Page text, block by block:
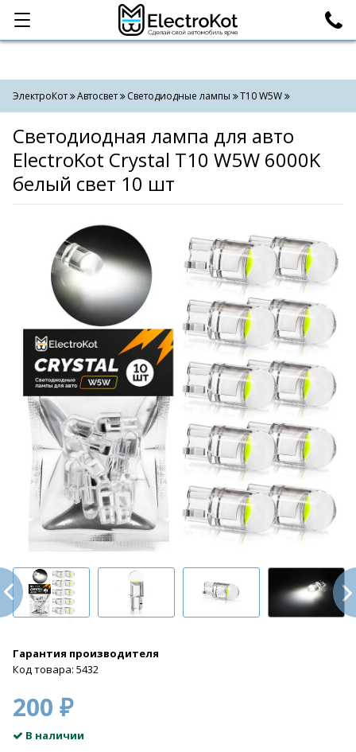
Категории Поиск
ЭлектроКот Автосвет Светодиодные лампы T10 W5W
Светодиодная лампа для авто
ElectroKot Crystal T10 W5W 6000K
белый свет 10 шт
Гарантия производителя
Код товара: 5432
200 ₽
В наличии